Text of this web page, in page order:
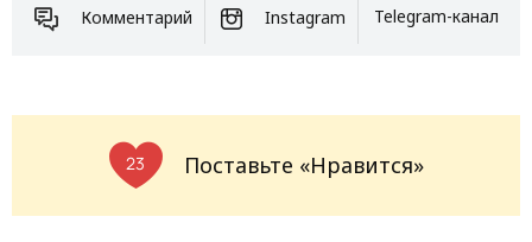
Комментарий Instagram Telegram-канал
23 Поставьте «Нравится»